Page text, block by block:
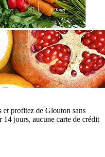
et profitez de Glouton sans
jours, aucune carte de crédit